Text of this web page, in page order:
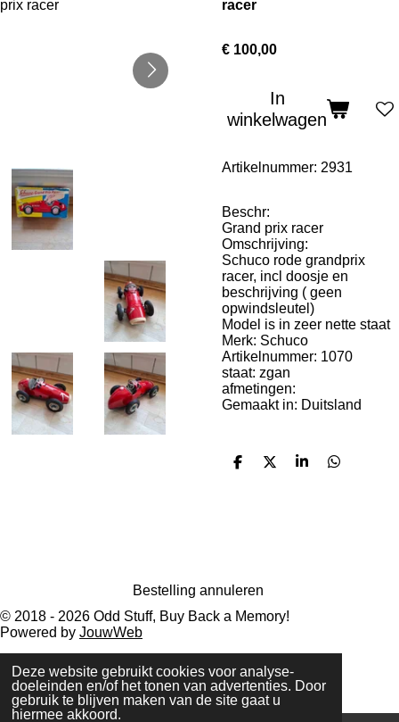
Deze website gebruikt cookies voor analyse-
doeleinden en/of het tonen van advertenties. Door
gebruik te blijven maken van de site gaat u
hiermee akkoord.
racer
€ 100,00
In
winkelwagen
Artikelnummer: 2931
Beschr:
Grand prix racer
Omschrijving:
Schuco rode grandprix
racer, incl doosje en
beschrijving ( geen
opwindsleutel)
Model is in zeer nette staat
Merk: Schuco
Artikelnummer: 1070
staat: zgan
afmetingen:
Gemaakt in: Duitsland
D
D
S
D
Bestelling annuleren
© 2018 - 2026 Odd Stuff, Buy Back a Memory!
Powered by JouwWeb